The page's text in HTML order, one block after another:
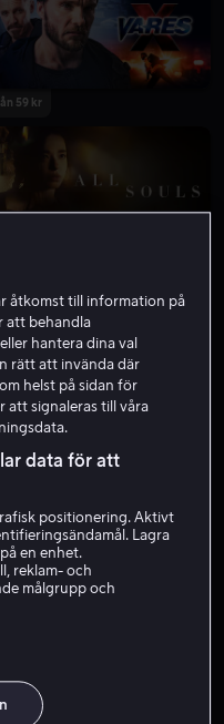
59 kr
59 kr
49 kr
åtkomst till information på
att behandla
hantera dina val
rätt att invända där
helst på sidan för
att signaleras till våra
data för att
positionering. Aktivt
Lagra
en enhet.
reklam- och
målgrupp och